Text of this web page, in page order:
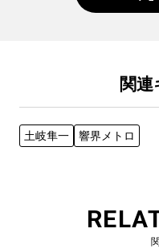
関
土岐隼一 響界メトロ